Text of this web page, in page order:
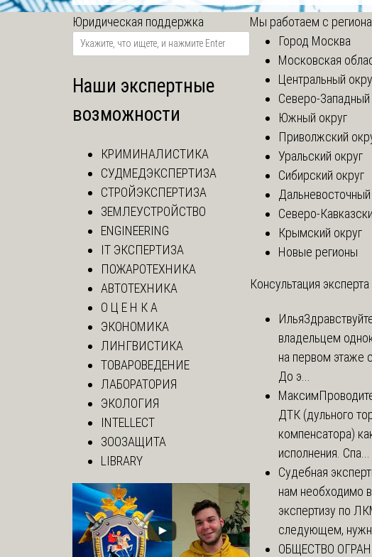
Юридическая поддержка
Наши экспертные
возможности
КРИМИНАЛИСТИКА
СУДМЕДЭКСПЕРТИЗА
СТРОЙЭКСПЕРТИЗА
ЗЕМЛЕУСТРОЙСТВО
ENGINEERING
IT ЭКСПЕРТИЗА
ПОЖАРОТЕХНИКА
АВТОТЕХНИКА
О Ц Е Н К А
ЭКОНОМИКА
ЛИНГВИСТИКА
ТОВАРОВЕДЕНИЕ
ЛАБОРАТОРИЯ
ЭКОЛОГИЯ
INTELLECT
ЗООЗАЩИТА
LIBRARY
Мы работаем с
Город Москва
Московская
Центральный
Северо-Западный
Южный округ
Приволжский
Уральский округ
Сибирский округ
Дальневосточный
Северо-
Крымский округ
Новые регионы
Консультация эксперта
Илья
владельцем
на первом этаже
До э...
Максим
ДТК (дульного
компенсатора)
исполнения. Спа...
Судебная
нам необходимо
экспертизу по
следующем, нужно
ОБЩЕСТВО